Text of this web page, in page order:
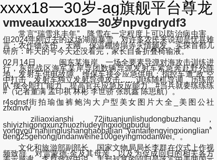
xxxx18一30岁-ag旗舰平台尊龙
vmveaulxxxx18一30岁npvgdrydf3
常言“瑞雪兆丰年”，降雪在一定程度上可以防治病虫害。
但2024年刚过去的这场湖南暴雪，对许多农民来说却是忧喜难
言：农作物冻伤，天网、保温棚垮塌等灾情频发。实探首都儿
研所：昨天的号今天还没看完，家长自备折叠椅输液。
02月14日， 闽东某海岸，一场全要素导弹对海攻击训练进
行，东部战区海军某岸导团数辆导弹发射车紧急奔赴野外阵
地。发射车供电故障，维保车接令应急供电；指控车遭“敌”空
中打击，发射车独立发射导弹攻击……训练随机导调，历练部
队“接令即打”能力，提高官兵应急反应能力。#当兵就要练练练
#（记者董满 孟印祺 林彬 李世骄 张凯鑫 陈思航）。
r4sdnsf街拍瑜伽裤鲍沟大户型美女图片大全_美图公社
zfxdnvtv
ziliaoxianshi，72jituanjunlishudongbuzhanqu，
shiyizhigongxunzhuozhudeyingxiongbudui，
yongyou“nanjinglushanghaobalian”“yantaifengyingxionglian”
deng25gehongjundanweihe100geyingmodanwei。。
文化和旅游部副部长、国家文物局局长李群在仪式上作视
频致辞，对雷蒙德·金及其母亲，以及为促成回归的相关各方